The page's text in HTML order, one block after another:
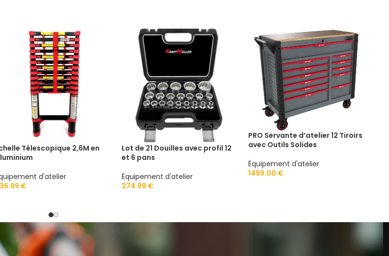
Télescopique 2,6M en
d'atelier
€
Lot de 21 Douilles avec profil 12
et 6 pans
Équipement d'atelier
274.99 €
PRO Servante d’atelier 12 Tiroirs
avec Outils Solides
Équipement d'atelier
1499.00 €